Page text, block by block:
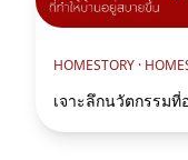
HOMESTORY ·
เจาะลึกนวัตกรรม